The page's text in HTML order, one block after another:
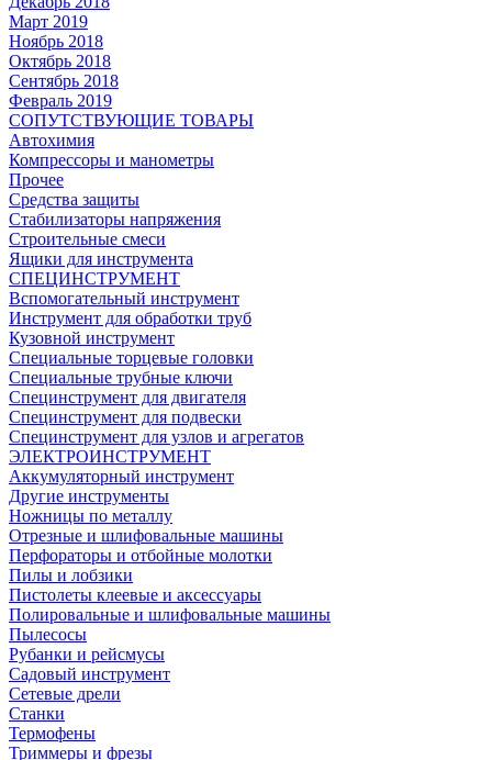
Март 2019
Ноябрь 2018
Октябрь 2018
Сентябрь 2018
Февраль 2019
СОПУТСТВУЮЩИЕ ТОВАРЫ
Автохимия
Компрессоры и манометры
Прочее
Средства защиты
Стабилизаторы напряжения
Строительные смеси
Ящики для инструмента
СПЕЦИНСТРУМЕНТ
Вспомогательный инструмент
Инструмент для обработки труб
Кузовной инструмент
Специальные торцевые головки
Специальные трубные ключи
Специнструмент для двигателя
Специнструмент для подвески
Специнструмент для узлов и агрегатов
ЭЛЕКТРОИНСТРУМЕНТ
Аккумуляторный инструмент
Другие инструменты
Ножницы по металлу
Отрезные и шлифовальные машины
Перфораторы и отбойные молотки
Пилы и лобзики
Пистолеты клеевые и аксессуары
Полировальные и шлифовальные машины
Пылесосы
Рубанки и рейсмусы
Садовый инструмент
Сетевые дрели
Станки
Термофены
Триммеры и фрезы